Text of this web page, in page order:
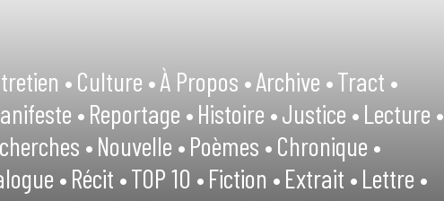
•Culture •À Propos •Archive •Tract •
•Reportage •Histoire •Justice •Lecture •
•Nouvelle •Poèmes •Chronique •
•Récit •TOP 10 •Fiction •Extrait •Lettre •